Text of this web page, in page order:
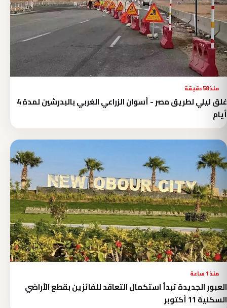
منذ 58 دقيقة
غلق ليلي لطريق مصر - أسوان الزراعي الغربي بالبدرشين لمدة 4
أيام
منذ 1 ساعة
العبور الجديدة تبدأ استكمال التعاقد للفائزين بقطع الأراضي
السكنية 11 أكتوبر